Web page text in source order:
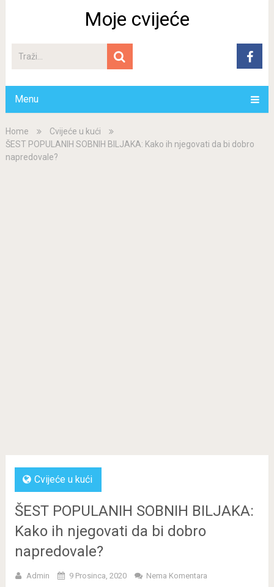
Moje cvijeće
Menu
Home
Cvijeće u kući
ŠEST POPULANIH SOBNIH BILJAKA: Kako ih njegovati da bi dobro
napredovale?
Cvijeće u kući
ŠEST POPULANIH SOBNIH BILJAKA:
Kako ih njegovati da bi dobro
napredovale?
Admin 9 Prosinca, 2020 Nema Komentara